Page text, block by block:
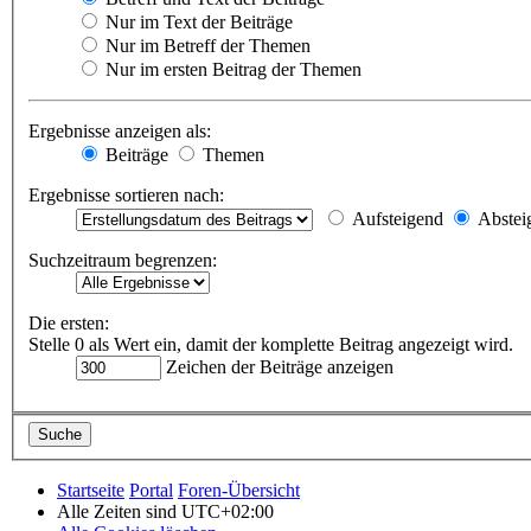
Nur im Text der Beiträge
Nur im Betreff der Themen
Nur im ersten Beitrag der Themen
Ergebnisse anzeigen als:
Beiträge
Themen
Ergebnisse sortieren nach:
Aufsteigend
Suchzeitraum begrenzen:
Die ersten:
Stelle 0 als Wert ein, damit der komplette Beitrag angezeigt wird.
Zeichen der Beiträge anzeigen
Startseite Portal Foren-Übersicht
Alle Zeiten sind UTC+02:00